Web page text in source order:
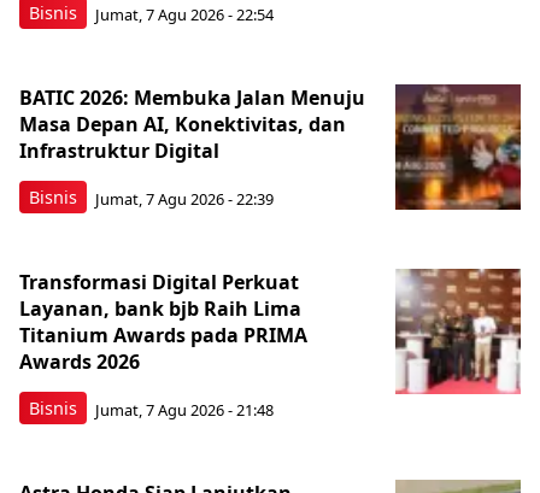
Bisnis Jumat, 7 Agu 2026 - 22:54
Bisnis
BATIC 2026: Membuka Jalan Menuju
Masa Depan AI, Konektivitas, dan
Infrastruktur Digital
Jumat, 7 Agu 2026 - 22:39
Bisnis
Transformasi Digital Perkuat
Layanan, bank bjb Raih Lima
Titanium Awards pada PRIMA
Awards 2026
Jumat, 7 Agu 2026 - 21:48